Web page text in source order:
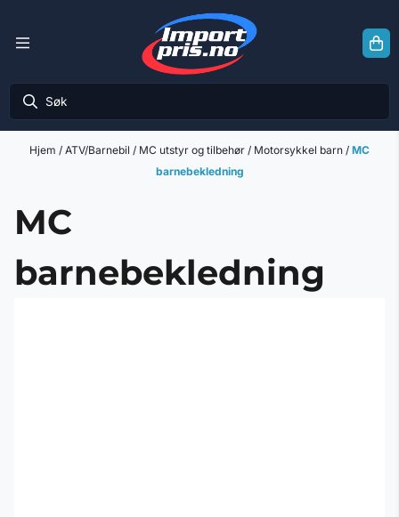
Hjem / ATV/Barnebil / MC utstyr og tilbehør / Motorsykkel barn / MC
barnebekledning
MC
barnebekledning